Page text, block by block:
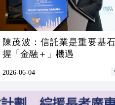
陳茂波：信託業是重要基
握「金融＋」機遇
2026-06-04